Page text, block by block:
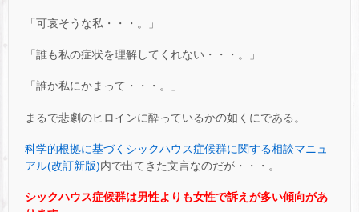
「可哀そうな私・・・。」
「誰も私の症状を理解してくれない・・・。」
「誰か私にかまって・・・。」
まるで悲劇のヒロインに酔っているかの如くにである。
科学的根拠に基づくシックハウス症候群に関する相談マニュ
アル(改訂新版)内で出てきた文言なのだが・・・。
シックハウス症候群は男性よりも女性で訴えが多い傾向があ